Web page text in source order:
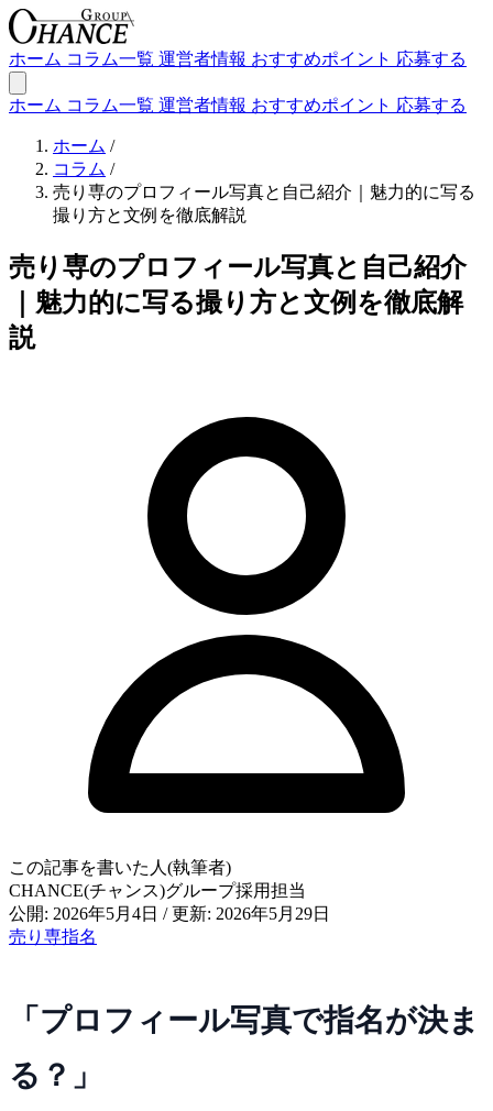
ホーム コラム一覧 運営者情報 おすすめポイント 応募する
ホーム コラム一覧 運営者情報 おすすめポイント 応募する
ホーム /
コラム /
売り専のプロフィール写真と自己紹介｜魅力的に写る
撮り方と文例を徹底解説
売り専のプロフィール写真と自己紹介
｜魅力的に写る撮り方と文例を徹底解
説
この記事を書いた人(執筆者)
CHANCE(チャンス)グループ採用担当
公開: 2026年5月4日 / 更新: 2026年5月29日
売り専指名
「プロフィール写真で指名が決ま
る？」